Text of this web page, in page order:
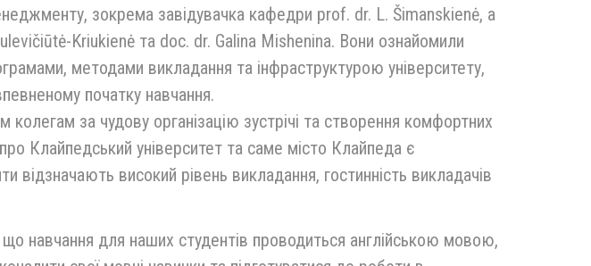
зокрема завідувачка кафедри prof. dr. L. Šimanskienė, а
Kriukienė та doc. dr. Galina Mishenina. Вони ознайомили
методами викладання та інфраструктурою університету,
початку навчання.
за чудову організацію зустрічі та створення комфортних
Клайпедський університет та саме місто Клайпеда є
відзначають високий рівень викладання, гостинність викладачів
навчання для наших студентів проводиться англійською мовою,